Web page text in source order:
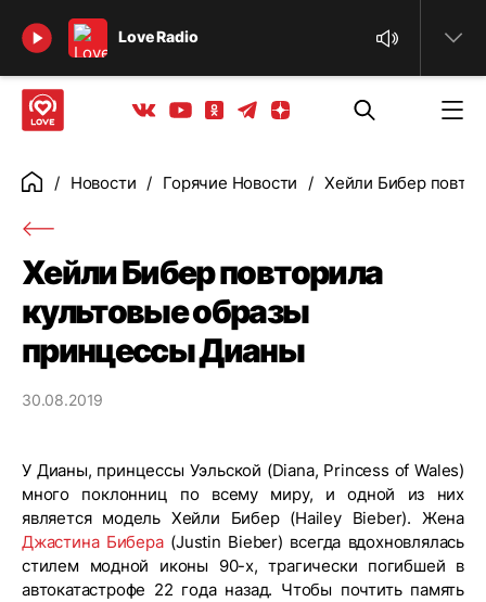
Love Radio
Найти
Вконтакте
YoutubeОдноклассники
ТелеграмЯндекс дзен
ГлавнаяНовости Горячие Новости Хейли Бибер
Хейли Бибер повторила
культовые образы
принцессы Дианы
30.08.2019
У Дианы, принцессы Уэльской (Diana, Princess of Wales)
много поклонниц по всему миру, и одной из них
является модель Хейли Бибер (Hailey Bieber). Жена
Джастина Бибера(Justin Bieber) всегда вдохновлялась
стилем модной иконы 90-х, трагически погибшей в
автокатастрофе 22 года назад. Чтобы почтить память